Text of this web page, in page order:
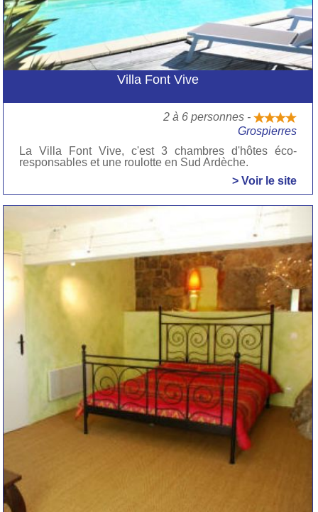
Villa Font Vive
2 à 6 personnes -
Grospierres
La Villa Font Vive, c'est 3 chambres d'hôtes éco-
responsables et une roulotte en Sud Ardèche.
> Voir le site